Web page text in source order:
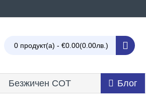
0 продукт(а) - €0.00(0.00лв.)
Безжичен СОТ Блог